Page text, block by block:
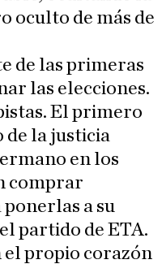
oculto de más de
de las primeras
las elecciones.
El primero
de la justicia
en los
comprar
a su
partido de ETA.
el propio corazón